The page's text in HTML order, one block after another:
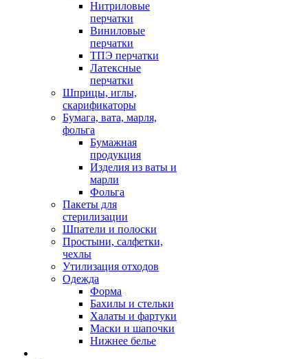
Нитриловые
перчатки
Виниловые
перчатки
ТПЭ перчатки
Латексные
перчатки
Шприцы, иглы,
скарификаторы
Бумага, вата, марля,
фольга
Бумажная
продукция
Изделия из ваты и
марли
Фольга
Пакеты для
стерилизации
Шпатели и полоски
Простыни, салфетки,
чехлы
Утилизация отходов
Одежда
Форма
Бахилы и стельки
Халаты и фартуки
Маски и шапочки
Нижнее белье